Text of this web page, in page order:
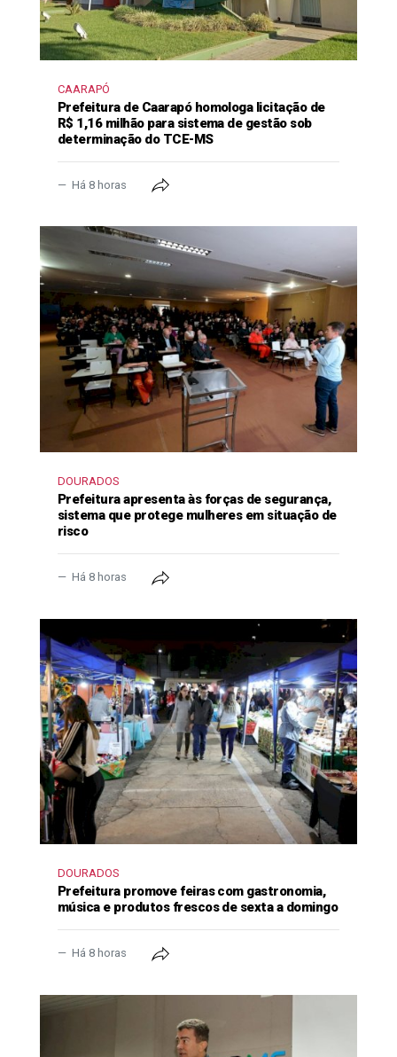
CAARAPÓ
Prefeitura de Caarapó homologa licitação de
R$ 1,16 milhão para sistema de gestão sob
determinação do TCE-MS
Há 8 horas
DOURADOS
Prefeitura apresenta às forças de segurança,
sistema que protege mulheres em situação de
risco
Há 8 horas
DOURADOS
Prefeitura promove feiras com gastronomia,
música e produtos frescos de sexta a domingo
Há 8 horas